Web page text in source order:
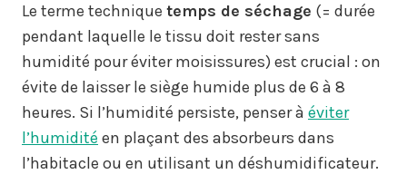
Le terme technique temps de séchage (= durée
pendant laquelle le tissu doit rester sans
humidité pour éviter moisissures) est crucial : on
évite de laisser le siège humide plus de 6 à 8
heures. Si l’humidité persiste, penser à éviter
l’humidité en plaçant des absorbeurs dans
l’habitacle ou en utilisant un déshumidificateur.